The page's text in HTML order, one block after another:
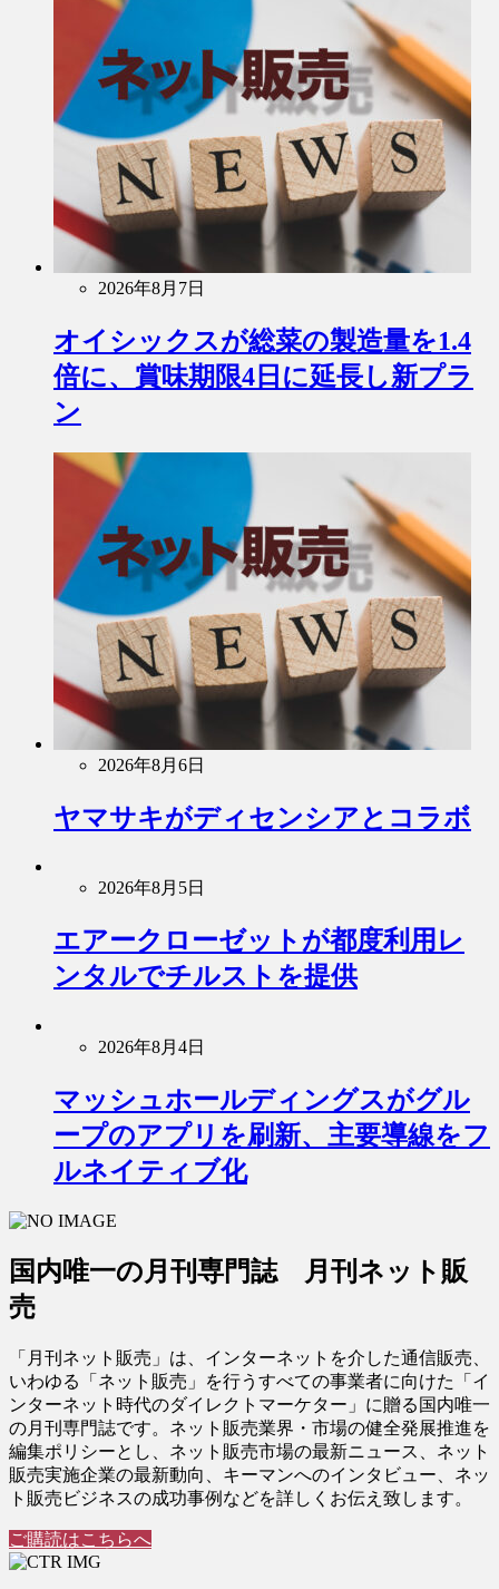
2026年8月7日
オイシックスが総菜の製造量を1.4
倍に、賞味期限4日に延長し新プラ
ン
2026年8月6日
ヤマサキがディセンシアとコラボ
2026年8月5日
エアークローゼットが都度利用レ
ンタルでチルストを提供
2026年8月4日
マッシュホールディングスがグル
ープのアプリを刷新、主要導線をフ
ルネイティブ化
国内唯一の月刊専門誌 月刊ネット販
売
「月刊ネット販売」は、インターネットを介した通信販売、
いわゆる「ネット販売」を行うすべての事業者に向けた「イ
ンターネット時代のダイレクトマーケター」に贈る国内唯一
の月刊専門誌です。ネット販売業界・市場の健全発展推進を
編集ポリシーとし、ネット販売市場の最新ニュース、ネット
販売実施企業の最新動向、キーマンへのインタビュー、ネッ
ト販売ビジネスの成功事例などを詳しくお伝え致します。
ご購読はこちらへ